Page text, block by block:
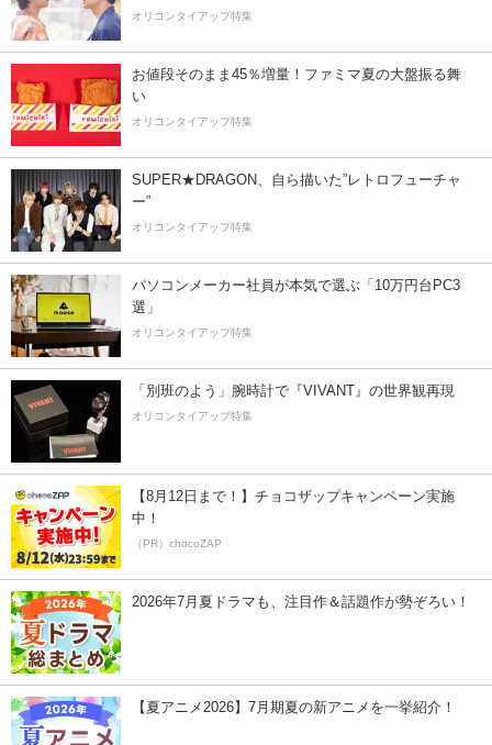
オリコンタイアップ特集
お値段そのまま45％増量！ファミマ夏の大盤振る舞
い
オリコンタイアップ特集
SUPER★DRAGON、自ら描いた”レトロフューチャ
ー”
オリコンタイアップ特集
パソコンメーカー社員が本気で選ぶ「10万円台PC3
選」
オリコンタイアップ特集
「別班のよう」腕時計で『VIVANT』の世界観再現
オリコンタイアップ特集
【8月12日まで！】チョコザップキャンペーン実施
中！
（PR）chocoZAP
2026年7月夏ドラマも、注目作＆話題作が勢ぞろい！
【夏アニメ2026】7月期夏の新アニメを一挙紹介！